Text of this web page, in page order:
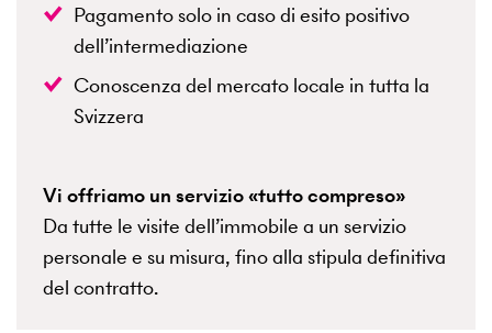
Pagamento solo in caso di esito positivo
dell’intermediazione
Conoscenza del mercato locale in tutta la
Svizzera
Vi offriamo un servizio «tutto compreso»
Da tutte le visite dell’immobile a un servizio
personale e su misura, fino alla stipula definitiva
del contratto.